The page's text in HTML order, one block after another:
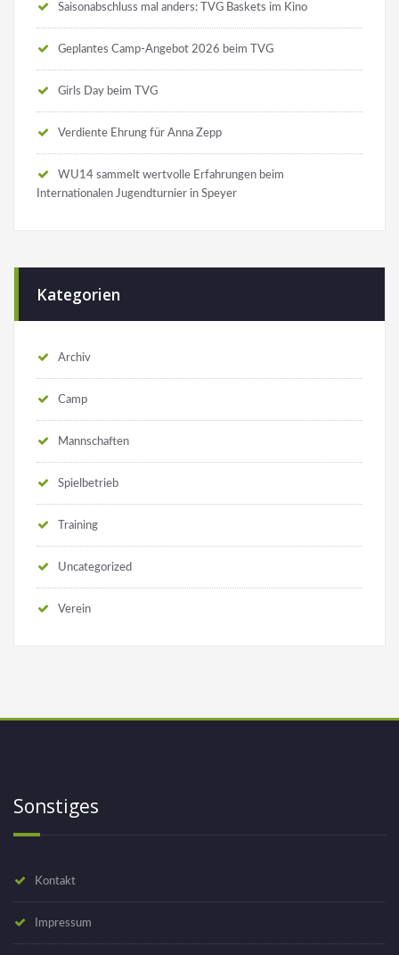
Saisonabschluss mal anders: TVG Baskets im Kino
Geplantes Camp-Angebot 2026 beim TVG
Girls Day beim TVG
Verdiente Ehrung für Anna Zepp
WU14 sammelt wertvolle Erfahrungen beim
Internationalen Jugendturnier in Speyer
Kategorien
Archiv
Camp
Mannschaften
Spielbetrieb
Training
Uncategorized
Verein
Sonstiges
Kontakt
Impressum